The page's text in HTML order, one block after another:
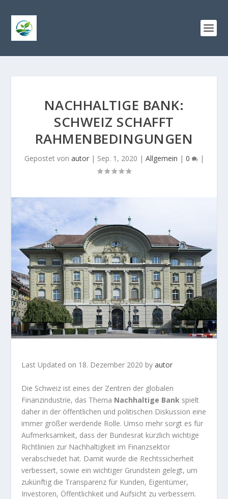
NACHHALTIGE BANK:
SCHWEIZ SCHAFFT
RAHMENBEDINGUNGEN
Gepostet von autor| Sep. 1, 2020 | Allgemein | 0 |
Last Updated on 18. Dezember 2020 byautor
Die Schweiz ist eines der Zentren der globalen
Finanzindustrie, das Thema Nachhaltige Bank spielt
daher in der öffentlichen und politischen Diskussion eine
immer größer werdende Rolle. Umso mehr sorgt es für
Aufmerksamkeit, dass der Bundesrat kürzlich wichtige
Richtlinien zur Nachhaltigkeit im Finanzsektor
verabschiedet hat. Damit wurde die Rechtssicherheit
verbessert, sowie ein wichtiger Grundstein gelegt, um
zukünftig die Transparenz für Kunden, Eigentümer,
Investoren, Öffentlichkeit und Aufsicht zu verbessern.